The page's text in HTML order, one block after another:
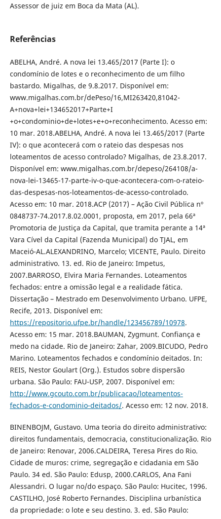
Assessor de juiz em Boca da Mata (AL).
Referências
ABELHA, André. A nova lei 13.465/2017 (Parte I): o
condomínio de lotes e o reconhecimento de um filho
bastardo. Migalhas, de 9.8.2017. Disponível em:
www.migalhas.com.br/dePeso/16,MI263420,81042-
A+nova+lei+134652017+Parte+I
+o+condominio+de+lotes+e+o+reconhecimento. Acesso em:
10 mar. 2018.ABELHA, André. A nova lei 13.465/2017 (Parte
IV): o que acontecerá com o rateio das despesas nos
loteamentos de acesso controlado? Migalhas, de 23.8.2017.
Disponível em: www.migalhas.com.br/depeso/264108/a-
nova-lei-13465-17-parte-iv-o-que-acontecera-com-o-rateio-
das-despesas-nos-loteamentos-de-acesso-controlado.
Acesso em: 10 mar. 2018.ACP (2017) – Ação Civil Pública nº
0848737-74.2017.8.02.0001, proposta, em 2017, pela 66ª
Promotoria de Justiça da Capital, que tramita perante a 14ª
Vara Cível da Capital (Fazenda Municipal) do TJAL, em
Maceió-AL.ALEXANDRINO, Marcelo; VICENTE, Paulo. Direito
administrativo. 13. ed. Rio de Janeiro: Impetus,
2007.BARROSO, Elvira Maria Fernandes. Loteamentos
fechados: entre a omissão legal e a realidade fática.
Dissertação – Mestrado em Desenvolvimento Urbano. UFPE,
Recife, 2013. Disponível em:
https://repositorio.ufpe.br/handle/123456789/10978.
Acesso em: 15 mar. 2018.BAUMAN, Zygmunt. Confiança e
medo na cidade. Rio de Janeiro: Zahar, 2009.BICUDO, Pedro
Marino. Loteamentos fechados e condomínio deitados. In:
REIS, Nestor Goulart (Org.). Estudos sobre dispersão
urbana. São Paulo: FAU-USP, 2007. Disponível em:
http://www.gcouto.com.br/publicacao/loteamentos-
fechados-e-condominio-deitados/. Acesso em: 12 nov. 2018.
BINENBOJM, Gustavo. Uma teoria do direito administrativo:
direitos fundamentais, democracia, constitucionalização. Rio
de Janeiro: Renovar, 2006.CALDEIRA, Teresa Pires do Rio.
Cidade de muros: crime, segregação e cidadania em São
Paulo. 34 ed. São Paulo: Edusp, 2000.CARLOS, Ana Fani
Alessandri. O lugar no/do espaço. São Paulo: Hucitec, 1996.
CASTILHO, José Roberto Fernandes. Disciplina urbanística
da propriedade: o lote e seu destino. 3. ed. São Paulo: